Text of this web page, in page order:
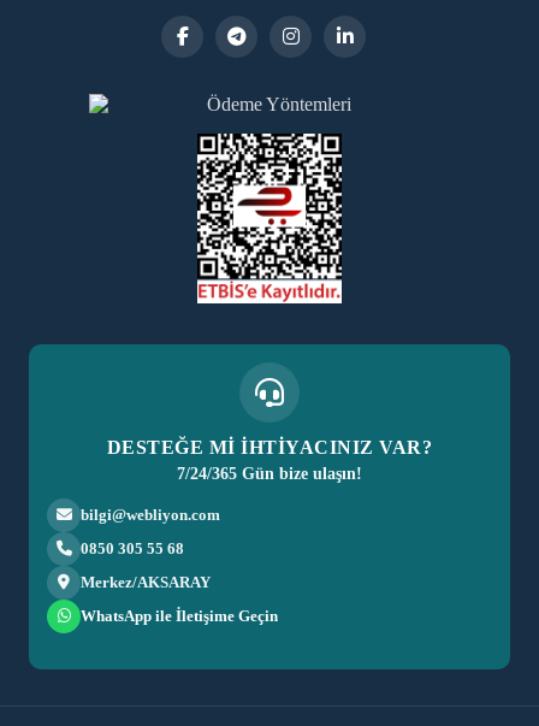
DESTEĞE Mİ İHTİYACINIZ VAR?
7/24/365 Gün bize ulaşın!
bilgi@webliyon.com
0850 305 55 68
Merkez/AKSARAY
WhatsApp ile İletişime Geçin